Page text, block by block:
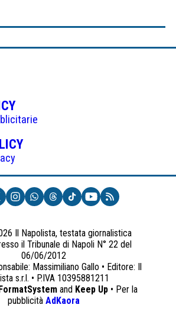
(APRE
IN
UNA
NUOVA
(APRE
UNA
NUOVA
SCHEDA)
Il Napolista, testata giornalistica
il Tribunale di Napoli N° 22 del
06/06/2012
Massimiliano Gallo • Editore: Il
s.r.l. • P.IVA 10395881211
and Keep Up• Per la
pubblicità AdKaora